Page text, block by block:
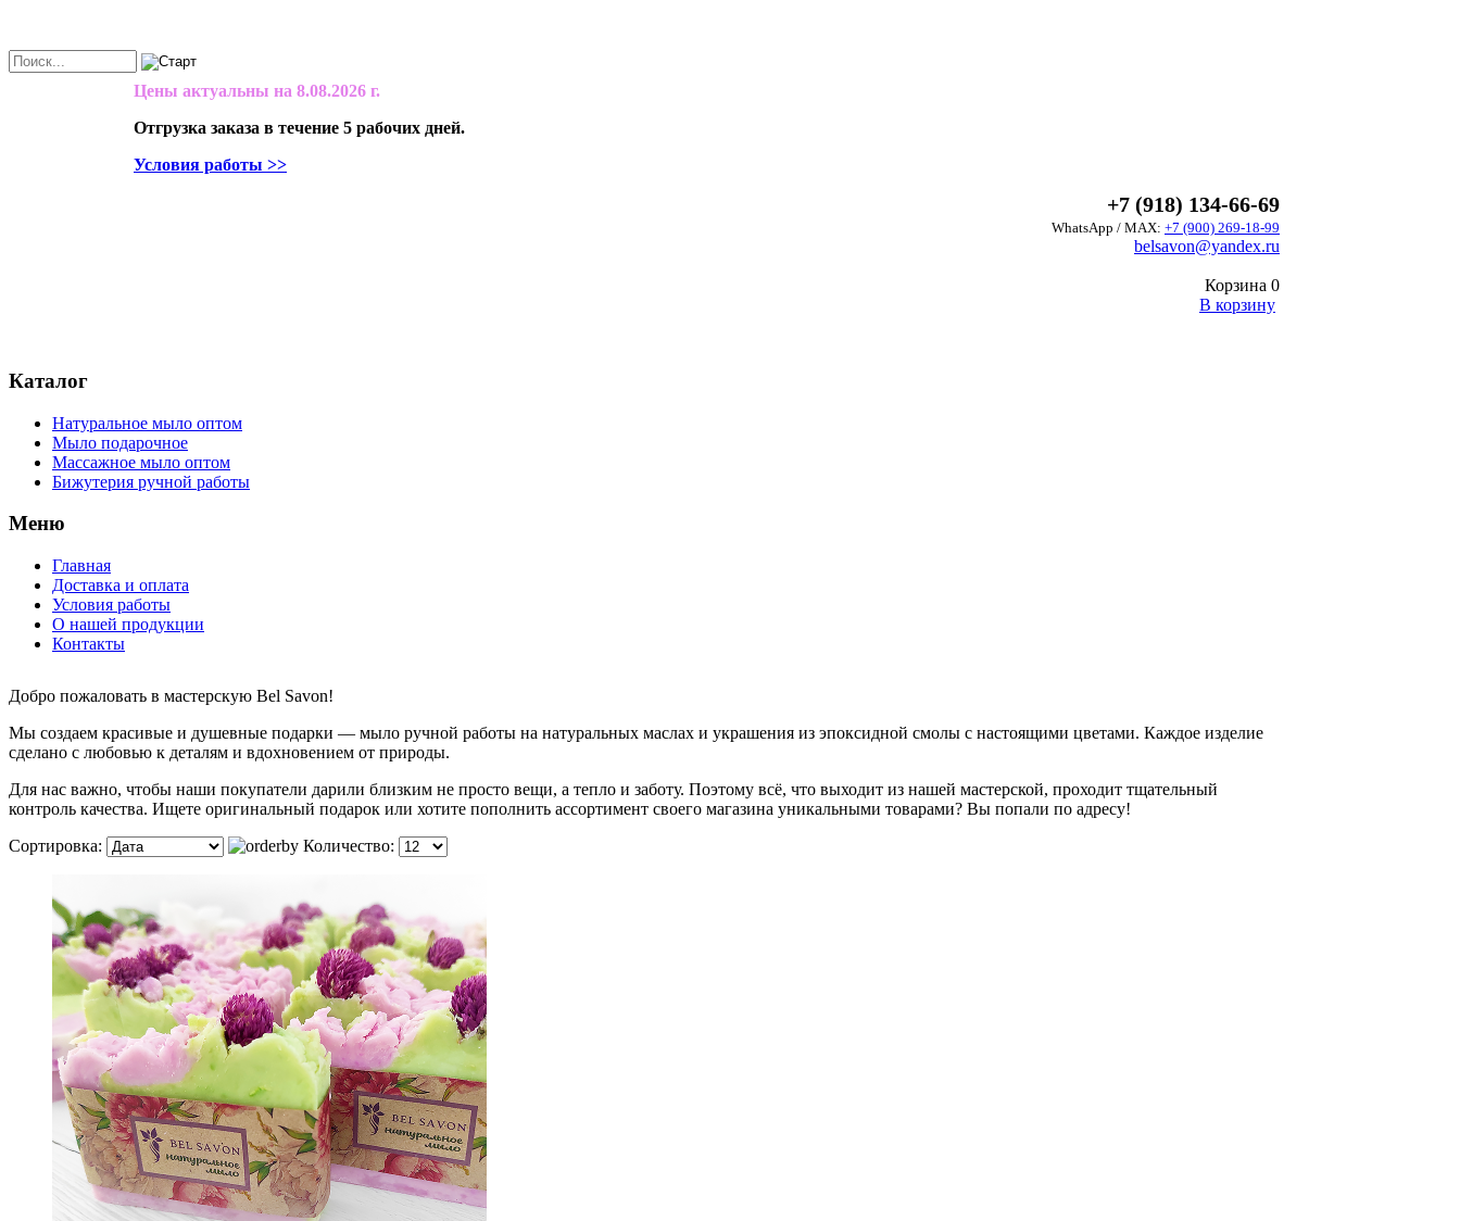
Цены актуальны на 8.08.2026 г.
Отгрузка заказа в течение 5 рабочих дней.
Условия работы >>
+7 (918) 134-66-69
WhatsApp / MAX: +7 (900) 269-18-99
belsavon@yandex.ru
Корзина 0
В корзину
Каталог
Натуральное мыло оптом
Мыло подарочное
Массажное мыло оптом
Бижутерия ручной работы
Меню
Главная
Доставка и оплата
Условия работы
О нашей продукции
Контакты
Добро пожаловать в мастерскую Bel Savon!
Мы создаем красивые и душевные подарки — мыло ручной работы на натуральных маслах и украшения из эпоксидной смолы с настоящими цветами. Каждое изделие
сделано с любовью к деталям и вдохновением от природы.
Для нас важно, чтобы наши покупатели дарили близким не просто вещи, а тепло и заботу. Поэтому всё, что выходит из нашей мастерской, проходит тщательный
контроль качества. Ищете оригинальный подарок или хотите пополнить ассортимент своего магазина уникальными товарами? Вы попали по адресу!
Сортировка:
Количество: